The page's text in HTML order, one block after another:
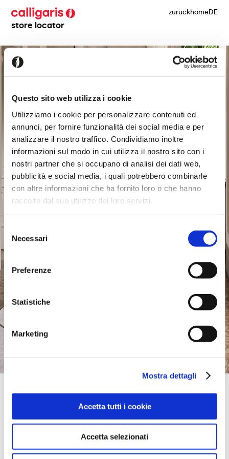
Questo sito web utilizza i cookie
Utilizziamo i cookie per personalizzare contenuti ed
annunci, per fornire funzionalità dei social media e per
analizzare il nostro traffico. Condividiamo inoltre
informazioni sul modo in cui utilizza il nostro sito con i
nostri partner che si occupano di analisi dei dati web,
pubblicità e social media, i quali potrebbero combinarle
con altre informazioni che ha fornito loro o che hanno
raccolto dal suo utilizzo dei loro servizi.
Selezione
del
consenso
Necessari
Preferenze
Statistiche
Marketing
Mostra dettagli
Accetta tutti i cookie
Accetta selezionati
store locator
zurückhomeDE
1318 N 10TH ST,
78501, MCALLEN, TX, Vereinigte Staaten
bring mich hierher